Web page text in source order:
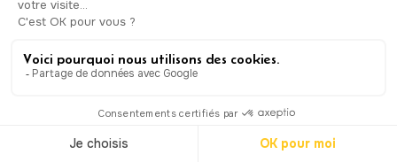
Versailles
Villepreux